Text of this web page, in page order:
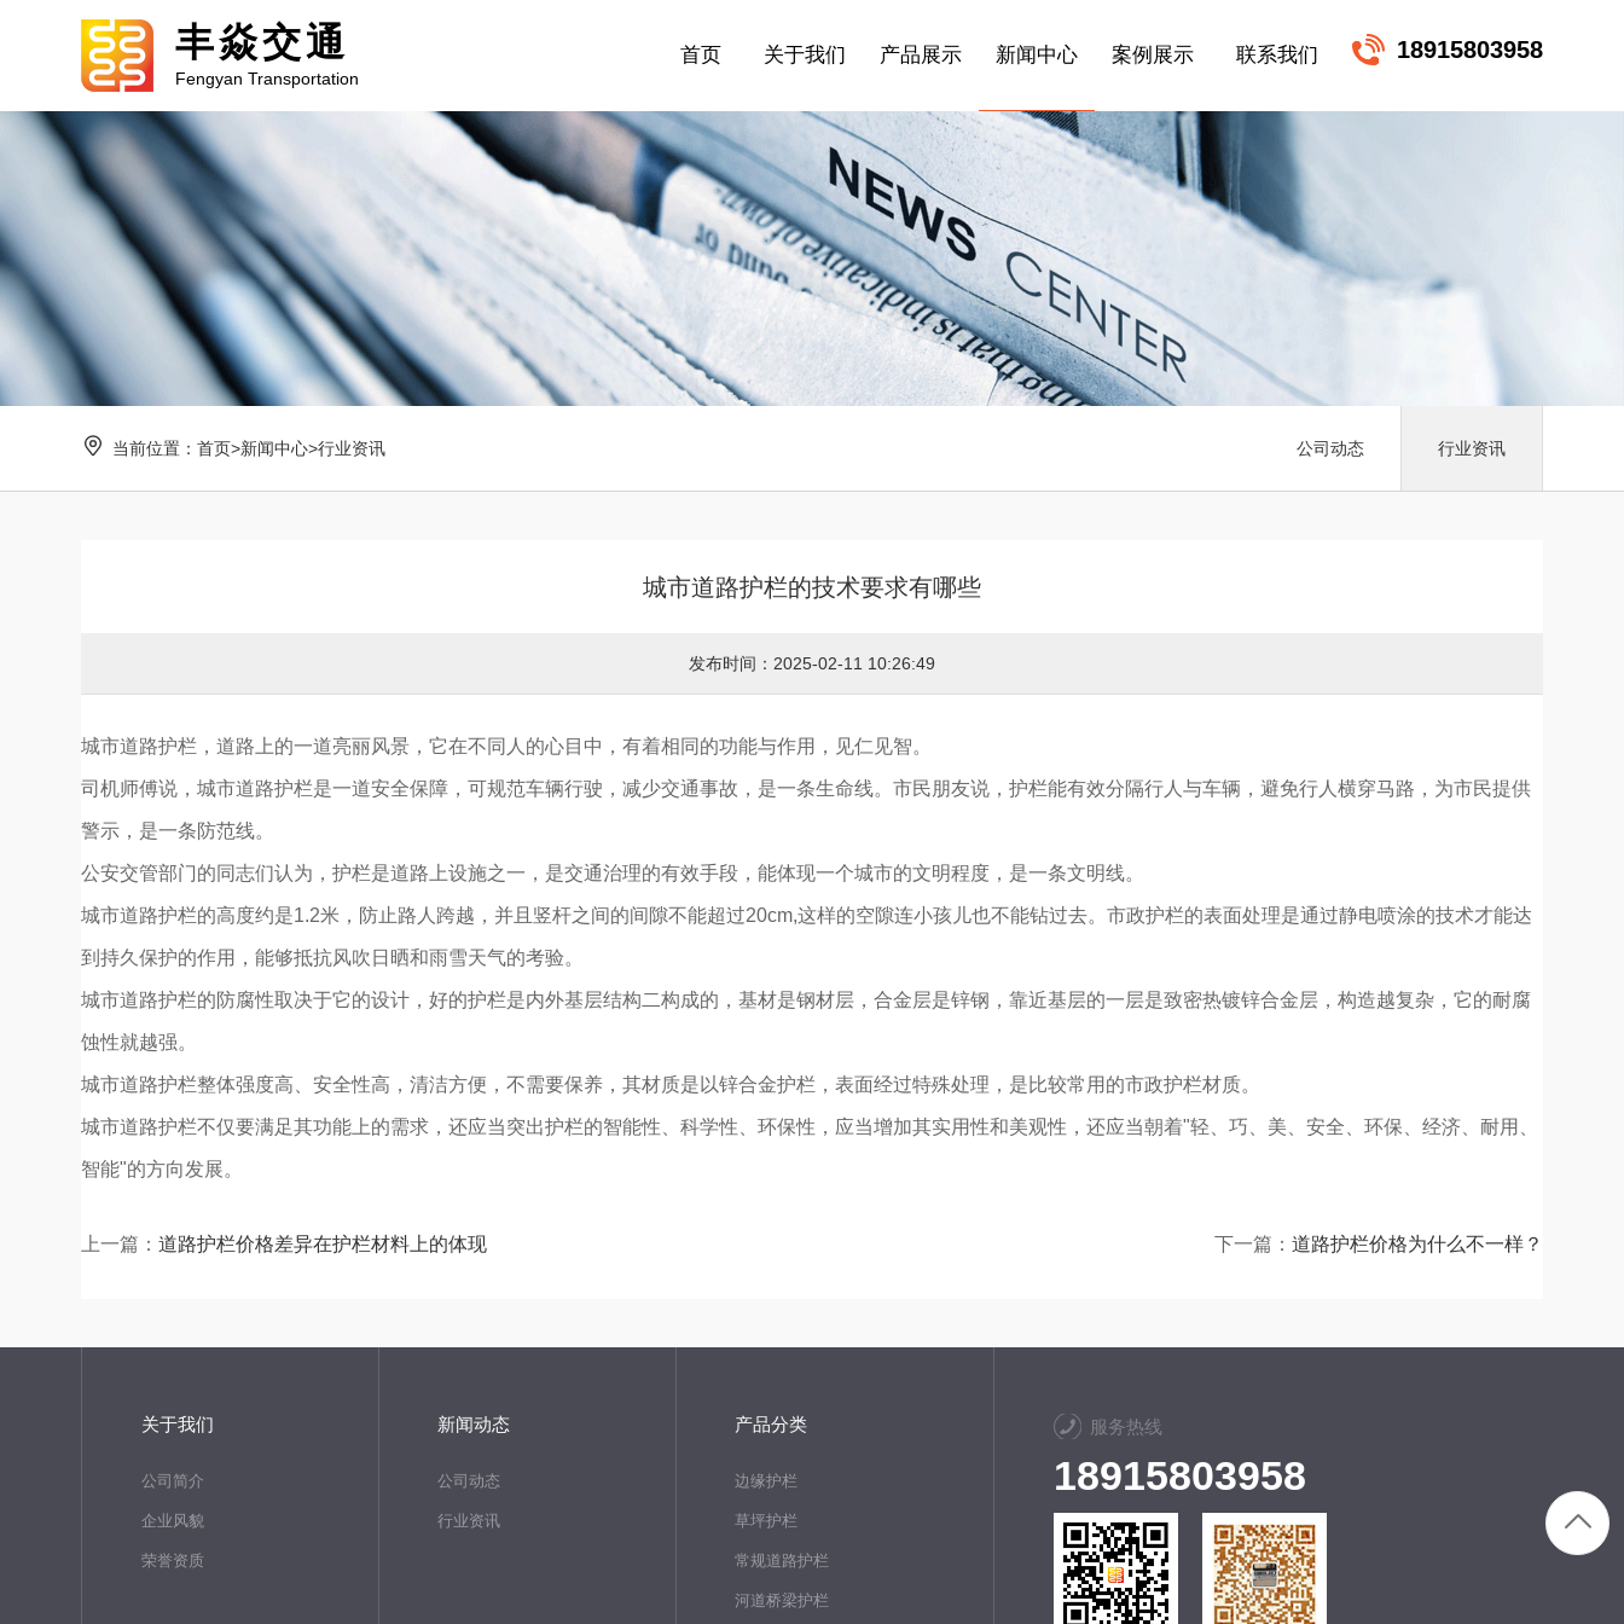
丰焱交通
Fengyan Transportation
首页 关于我们 产品展示 新闻中心 案例展示 联系我们 18915803958
当前位置：首页>新闻中心>行业资讯 公司动态 行业资讯
城市道路护栏的技术要求有哪些
发布时间：2025-02-11 10:26:49
城市道路护栏，道路上的一道亮丽风景，它在不同人的心目中，有着相同的功能与作用，见仁见智。
司机师傅说，城市道路护栏是一道安全保障，可规范车辆行驶，减少交通事故，是一条生命线。市民朋友说，护栏能有效分隔行人与车辆，避免行人横穿马路，为市民提供
警示，是一条防范线。
公安交管部门的同志们认为，护栏是道路上设施之一，是交通治理的有效手段，能体现一个城市的文明程度，是一条文明线。
城市道路护栏的高度约是1.2米，防止路人跨越，并且竖杆之间的间隙不能超过20cm,这样的空隙连小孩儿也不能钻过去。市政护栏的表面处理是通过静电喷涂的技术才能达
到持久保护的作用，能够抵抗风吹日晒和雨雪天气的考验。
城市道路护栏的防腐性取决于它的设计，好的护栏是内外基层结构二构成的，基材是钢材层，合金层是锌钢，靠近基层的一层是致密热镀锌合金层，构造越复杂，它的耐腐
蚀性就越强。
城市道路护栏整体强度高、安全性高，清洁方便，不需要保养，其材质是以锌合金护栏，表面经过特殊处理，是比较常用的市政护栏材质。
城市道路护栏不仅要满足其功能上的需求，还应当突出护栏的智能性、科学性、环保性，应当增加其实用性和美观性，还应当朝着"轻、巧、美、安全、环保、经济、耐用、
智能"的方向发展。
上一篇：道路护栏价格差异在护栏材料上的体现 下一篇： 道路护栏价格为什么不一样？
关于我们
公司简介
企业风貌
荣誉资质
新闻动态
公司动态
行业资讯
产品分类
边缘护栏
草坪护栏
常规道路护栏
河道桥梁护栏
服务热线
18915803958